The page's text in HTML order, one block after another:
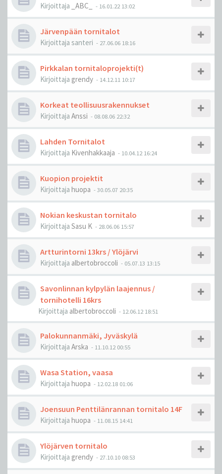
Kirjoittaja _ABC_ - 16.01.22 13:02
Järvenpään tornitalot
Kirjoittaja santeri - 27.06.06 18:16
Pirkkalan tornitaloprojekti(t)
Kirjoittaja grendy - 14.12.11 10:17
Korkeat teollisuusrakennukset
Kirjoittaja Anssi - 08.08.06 22:32
Lahden Tornitalot
Kirjoittaja Kivenhakkaaja - 10.04.12 16:24
Kuopion projektit
Kirjoittaja huopa -30.05.07 20:35
Nokian keskustan tornitalo
Kirjoittaja Sasu K - 28.06.06 15:57
Artturintorni 13krs / Ylöjärvi
Kirjoittaja albertobroccoli - 05.07.13 13:15
Savonlinnan kylpylän laajennus /
tornihotelli 16krs
Kirjoittaja albertobroccoli - 12.06.12 18:51
Palokunnanmäki, Jyväskylä
Kirjoittaja Arska - 11.10.12 00:55
Wasa Station, vaasa
Kirjoittaja huopa - 12.02.18 01:06
Joensuun Penttilänrannan tornitalo 14F
Kirjoittaja huopa - 11.08.15 14:41
Ylöjärven tornitalo
Kirjoittaja grendy - 27.10.10 08:53